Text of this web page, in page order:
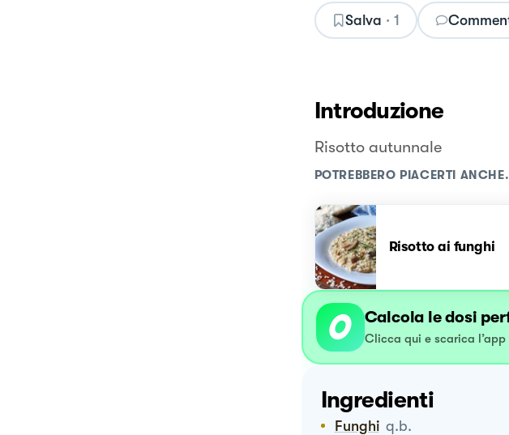
Salva · 1
Introduzione
Risotto autunnale
POTREBBERO PIACERTI
Risotto ai funghi
Calcola le dosi
Clicca qui e scarica l’app
Ingredienti
Funghi q.b.